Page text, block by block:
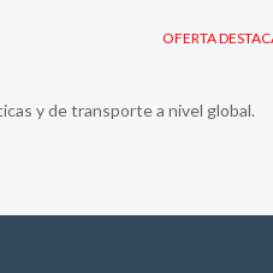
OFERTA
y de transporte a nivel global.